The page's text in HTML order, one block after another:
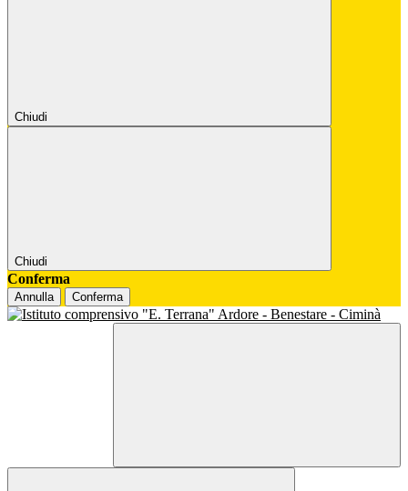
Chiudi
Chiudi
Conferma
Annulla Conferma